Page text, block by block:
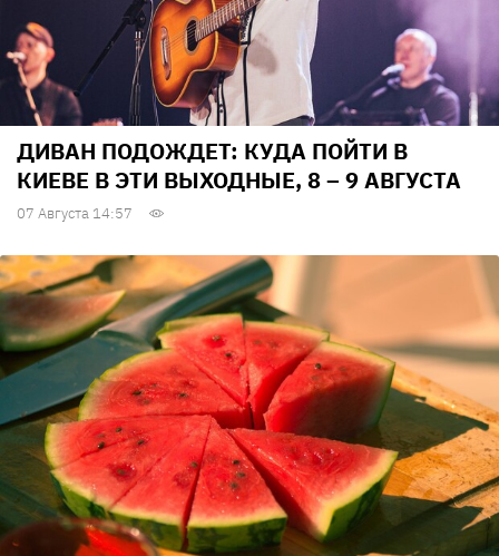
ДИВАН ПОДОЖДЕТ: КУДА ПОЙТИ В
КИЕВЕ В ЭТИ ВЫХОДНЫЕ, 8 – 9 АВГУСТА
07 Августа 14:57